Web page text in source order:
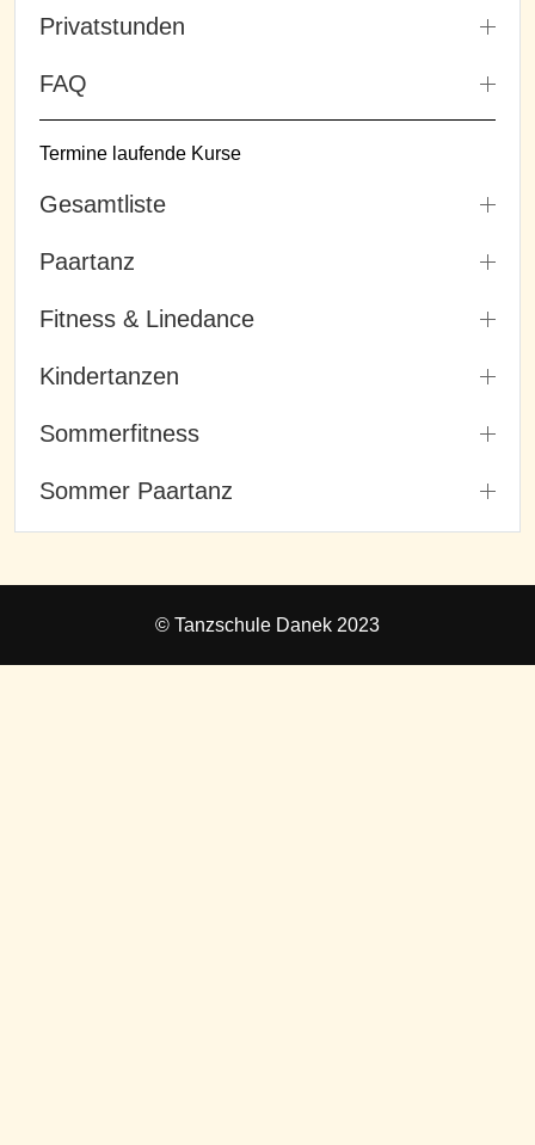
Privatstunden
FAQ
Termine laufende Kurse
Gesamtliste
Paartanz
Fitness & Linedance
Kindertanzen
Sommerfitness
Sommer Paartanz
© Tanzschule Danek 2023